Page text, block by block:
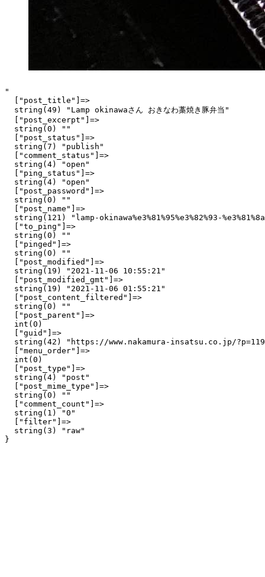
"
  ["post_title"]=>
  string(49) "Lamp okinawaさん おきなわ藁焼き豚弁当"
  ["post_excerpt"]=>
  string(0) ""
  ["post_status"]=>
  string(7) "publish"
  ["comment_status"]=>
  string(4) "open"
  ["ping_status"]=>
  string(4) "open"
  ["post_password"]=>
  string(0) ""
  ["post_name"]=>
string(121) "lamp-okinawa%e3%81%95%e3%82%93-
  ["to_ping"]=>
  string(0) ""
  ["pinged"]=>
  string(0) ""
  ["post_modified"]=>
  string(19) "2021-11-06 10:55:21"
  ["post_modified_gmt"]=>
  string(19) "2021-11-06 01:55:21"
  ["post_content_filtered"]=>
  string(0) ""
  ["post_parent"]=>
  int(0)
  ["guid"]=>
string(42) "https://www.nakamura-insatsu.co.jp/
  ["menu_order"]=>
  int(0)
  ["post_type"]=>
  string(4) "post"
  ["post_mime_type"]=>
  string(0) ""
  ["comment_count"]=>
  string(1) "0"
  ["filter"]=>
  string(3) "raw"